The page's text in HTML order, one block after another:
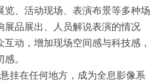
览、活动现场、表演布景等多种场
展品展出、人员解说表演的情况
动，增加现场空间感与科技感，
。
挂在任何地方，成为全息影像系